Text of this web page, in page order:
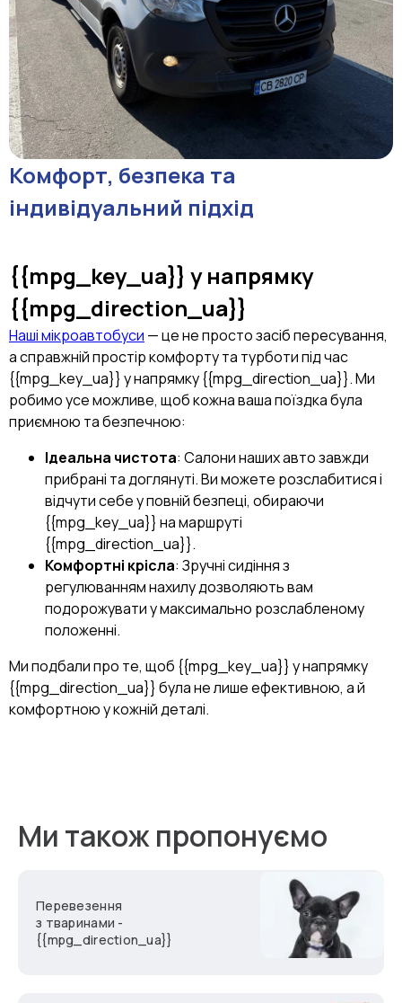
Комфорт, безпека та
індивідуальний підхід
{{mpg_key_ua}} у напрямку
{{mpg_direction_ua}}
Наші мікроавтобуси — це не просто засіб пересування,
а справжній простір комфорту та турботи під час
{{mpg_key_ua}} у напрямку {{mpg_direction_ua}}. Ми
робимо усе можливе, щоб кожна ваша поїздка була
приємною та безпечною:
Ідеальна чистота: Салони наших авто завжди
прибрані та доглянуті. Ви можете розслабитися і
відчути себе у повній безпеці, обираючи
{{mpg_key_ua}} на маршруті
{{mpg_direction_ua}}.
Комфортні крісла: Зручні сидіння з
регулюванням нахилу дозволяють вам
подорожувати у максимально розслабленому
положенні.
Ми подбали про те, щоб {{mpg_key_ua}} у напрямку
{{mpg_direction_ua}} була не лише ефективною, а й
комфортною у кожній деталі.
Ми також пропонуємо
Перевезення
з тваринами -
{{mpg_direction_ua}}